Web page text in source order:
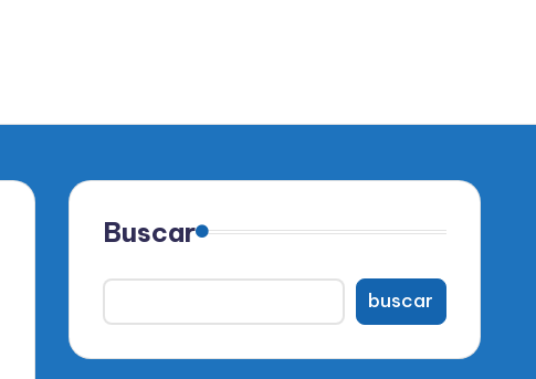
Buscar
buscar